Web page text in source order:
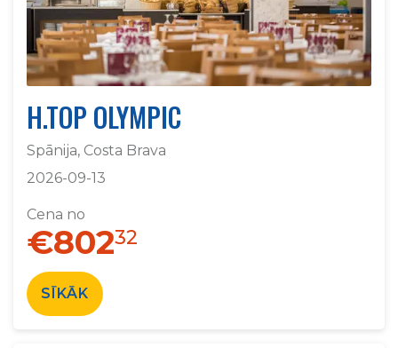
H.TOP OLYMPIC
Spānija, Costa Brava
2026-09-13
Cena no
€80232
SĪKĀK